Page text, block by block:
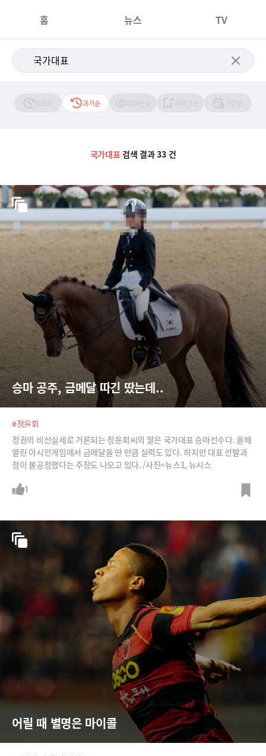
홈 뉴스 TV
과거순
국가대표검색 결과 33 건
승마 공주, 금메달 따긴 땄는데..
#정윤회
정권의 비선실세로 거론되는 정윤회씨의 딸은 국가대표 승마선수다. 올해
열린 아시안게임에서 금메달을 딴 만큼 실력도 있다. 하지만 대표 선발과
정이 불공정했다는 주장도 나오고 있다. /사진=뉴스1, 뉴시스
1
어릴 때 별명은 마이콜